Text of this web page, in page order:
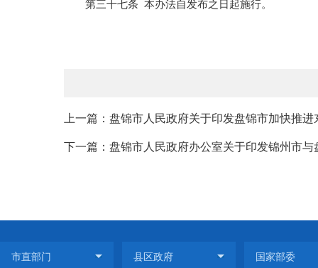
第三十七条 本办法自发布之日起施行。
上一篇：盘锦市人民政府关于印发盘锦市加快推
下一篇：盘锦市人民政府办公室关于印发锦州市